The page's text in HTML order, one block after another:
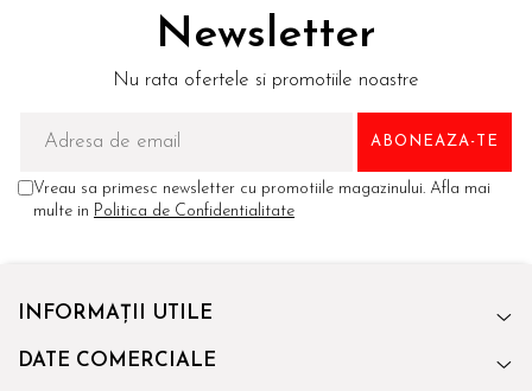
Newsletter
Nu rata ofertele si promotiile noastre
Vreau sa primesc newsletter cu promotiile magazinului. Afla mai
multe in Politica de Confidentialitate
INFORMAȚII UTILE
DATE COMERCIALE